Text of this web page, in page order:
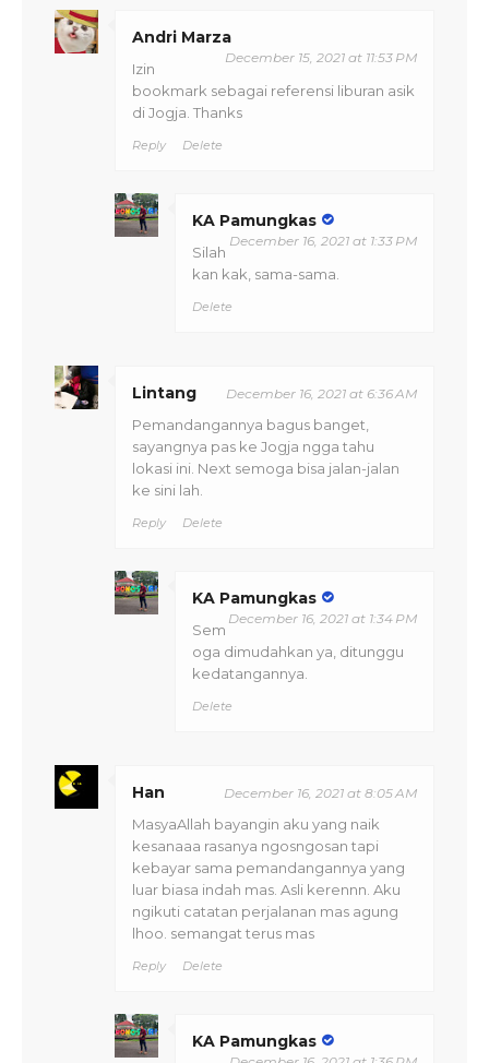
Andri Marza
December 15, 2021 at 11:53 PM
Izin
bookmark sebagai referensi liburan asik
di Jogja. Thanks
Reply Delete
KA Pamungkas
December 16, 2021 at 1:33 PM
Silah
kan kak, sama-sama.
Delete
Lintang December 16, 2021 at 6:36 AM
Pemandangannya bagus banget,
sayangnya pas ke Jogja ngga tahu
lokasi ini. Next semoga bisa jalan-jalan
ke sini lah.
Reply Delete
KA Pamungkas
December 16, 2021 at 1:34 PM
Sem
oga dimudahkan ya, ditunggu
kedatangannya.
Delete
Han December 16, 2021 at 8:05 AM
MasyaAllah bayangin aku yang naik
kesanaaa rasanya ngosngosan tapi
kebayar sama pemandangannya yang
luar biasa indah mas. Asli kerennn. Aku
ngikuti catatan perjalanan mas agung
lhoo. semangat terus mas
Reply Delete
KA Pamungkas